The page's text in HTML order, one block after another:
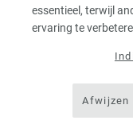
essentieel, terwijl
ervaring te
Afwijzen